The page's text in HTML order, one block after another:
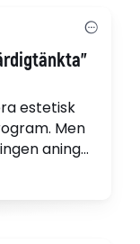
estetisk
Men
aning